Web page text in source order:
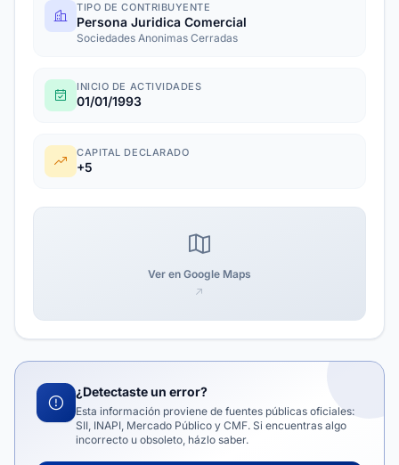
TIPO DE CONTRIBUYENTE
Persona Juridica Comercial
Sociedades Anonimas Cerradas
INICIO DE ACTIVIDADES
01/01/1993
CAPITAL DECLARADO
+5
Ver en Google Maps
¿Detectaste un error?
Esta información proviene de fuentes públicas oficiales:
SII, INAPI, Mercado Público y CMF. Si encuentras algo
incorrecto u obsoleto, házlo saber.